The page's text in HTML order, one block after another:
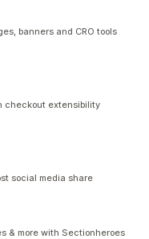
banners and CRO tools
checkout extensibility
social media share
& more with Sectionheroes